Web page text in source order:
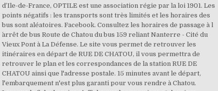
d’Ile-de-France, OPTILE est une association régie par la loi 1901. Les
points négatifs : les transports sont très limités et les horaires des
bus sont aléatoires. Facebook. Consultez les horaires de passage à l
´arrêt de bus Route de Chatou du bus 159 reliant Nanterre - Cité du
Vieux Pont à La Défense. Le site vous permet de retrouver les
itinéraires en départ de RUE DE CHATOU, il vous permettra de
retrouver le plan et les correspondances de la station RUE DE
CHATOU ainsi que l'adresse postale. 15 minutes avant le départ,
l'embarquement n'est plus garanti pour vous rendre à Chatou.